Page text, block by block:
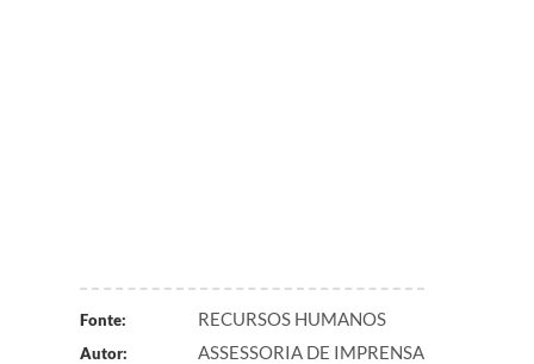
Fonte: RECURSOS HUMANOS
Autor: ASSESSORIA DE IMPRENSA